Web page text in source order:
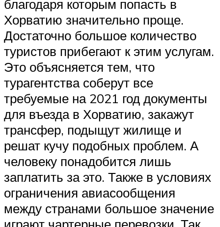
благодаря которым попасть в
Хорватию значительно проще.
Достаточно большое количество
туристов прибегают к этим услугам.
Это объясняется тем, что
турагентства соберут все
требуемые на 2021 год документы
для въезда в Хорватию, закажут
трансфер, подыщут жилище и
решат кучу подобных проблем. А
человеку понадобится лишь
заплатить за это. Также в условиях
ограничения авиасообщения
между странами большое значение